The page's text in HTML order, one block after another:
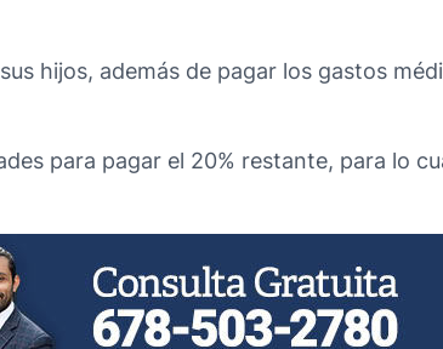
hijos, además de pagar los gastos
para pagar el 20% restante, para lo